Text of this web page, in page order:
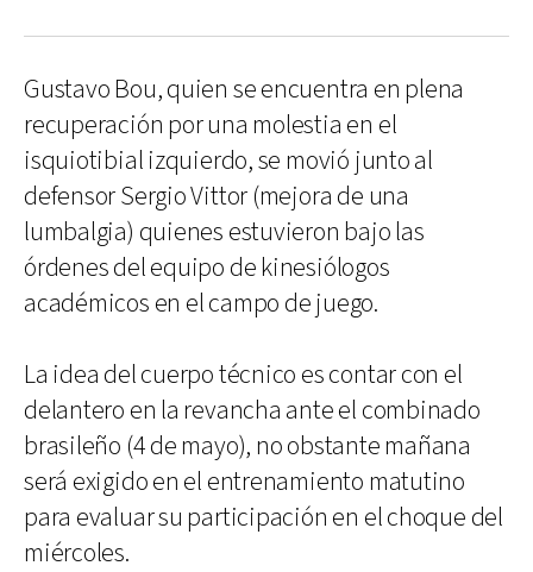
Gustavo Bou, quien se encuentra en plena
recuperación por una molestia en el
isquiotibial izquierdo, se movió junto al
defensor Sergio Vittor (mejora de una
lumbalgia) quienes estuvieron bajo las
órdenes del equipo de kinesiólogos
académicos en el campo de juego.
La idea del cuerpo técnico es contar con el
delantero en la revancha ante el combinado
brasileño (4 de mayo), no obstante mañana
será exigido en el entrenamiento matutino
para evaluar su participación en el choque del
miércoles.